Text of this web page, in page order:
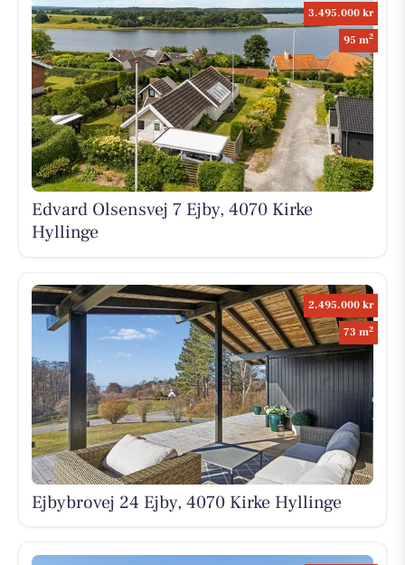
3.495.000 kr
95 m2
Edvard Olsensvej 7 Ejby, 4070 Kirke
Hyllinge
2.495.000 kr
73 m2
Ejbybrovej 24 Ejby, 4070 Kirke Hyllinge